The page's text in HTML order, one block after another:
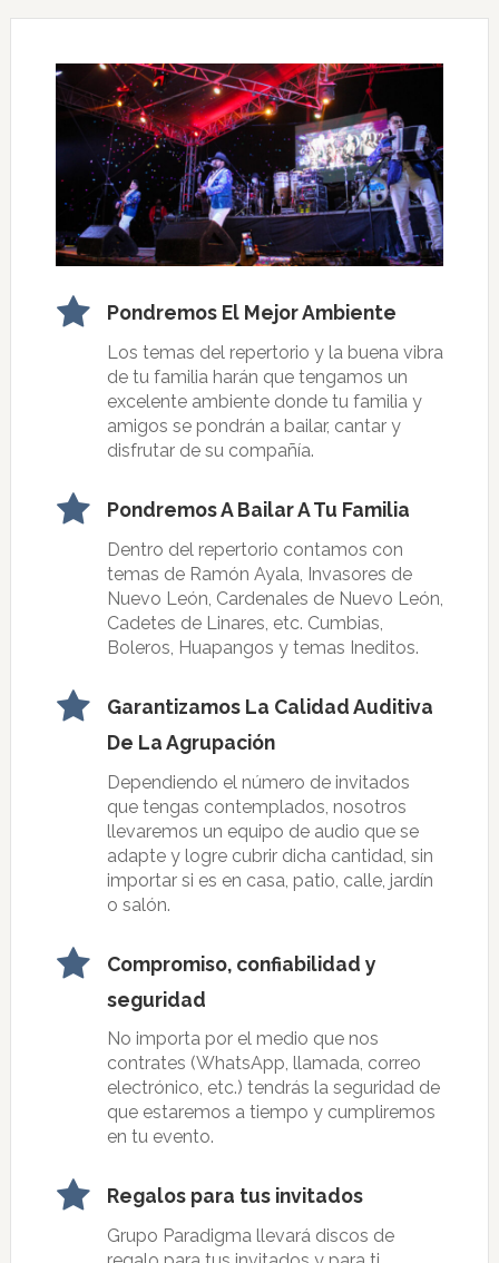
Pondremos El Mejor Ambiente
Los temas del repertorio y la buena vibra
de tu familia harán que tengamos un
excelente ambiente donde tu familia y
amigos se pondrán a bailar, cantar y
disfrutar de su compañía.
Pondremos A Bailar A Tu Familia
Dentro del repertorio contamos con
temas de Ramón Ayala, Invasores de
Nuevo León, Cardenales de Nuevo León,
Cadetes de Linares, etc. Cumbias,
Boleros, Huapangos y temas Ineditos.
Garantizamos La Calidad Auditiva
De La Agrupación
Dependiendo el número de invitados
que tengas contemplados, nosotros
llevaremos un equipo de audio que se
adapte y logre cubrir dicha cantidad, sin
importar si es en casa, patio, calle, jardín
o salón.
Compromiso, confiabilidad y
seguridad
No importa por el medio que nos
contrates (WhatsApp, llamada, correo
electrónico, etc.) tendrás la seguridad de
que estaremos a tiempo y cumpliremos
en tu evento.
Regalos para tus invitados
Grupo Paradigma llevará discos de